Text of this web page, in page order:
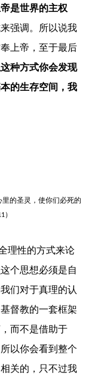
是世界的主权
强调。所以说我
上帝，至于最后
这种方式你会发现
的生存空间，我
的圣灵，使你们必死的
）
理性的方式来论
个思想必须是自
们对于真理的认
督教的一套框架
而不是借助于
以你会看到整个
关的，只不过我